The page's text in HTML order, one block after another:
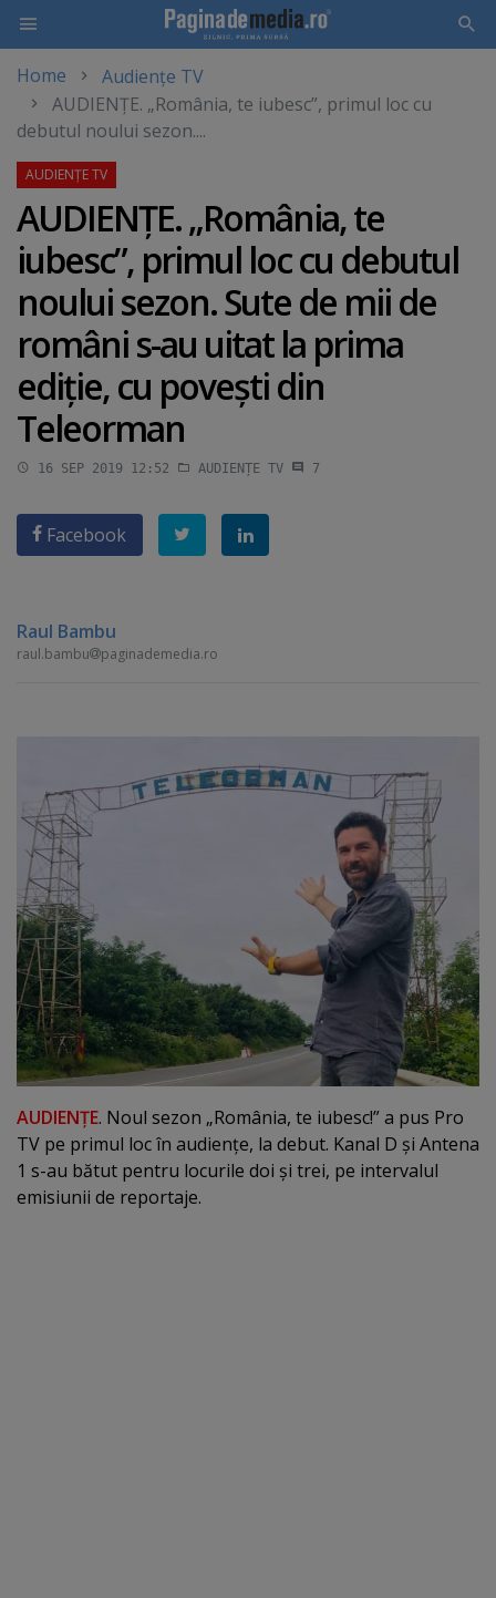
main
content
Home
Audiențe TV
AUDIENŢE. „România, te iubesc”, primul loc cu
debutul noului sezon....
AUDIENŢE. „România, te
iubesc”, primul loc cu debutul
noului sezon. Sute de mii de
români s-au uitat la prima
ediţie, cu poveşti din
Teleorman
16 SEP 2019 12:52 AUDIENȚE TV 7
Facebook
Raul Bambu
raul.bambu paginademedia.ro
AUDIENŢE. Noul sezon „România, te iubesc!” a pus Pro
TV pe primul loc în audienţe, la debut. Kanal D şi Antena
1 s-au bătut pentru locurile doi şi trei, pe intervalul
emisiunii de reportaje.